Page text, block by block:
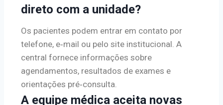
direto com a unidade?
Os pacientes podem entrar em contato por
telefone, e‑mail ou pelo site institucional. A
central fornece informações sobre
agendamentos, resultados de exames e
orientações pré‑consulta.
A equipe médica aceita novas